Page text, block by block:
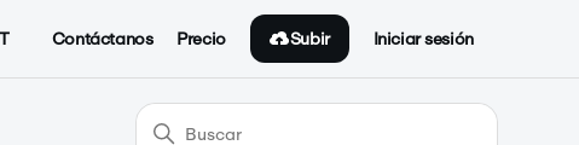
Contáctanos Precio Subir Iniciar sesión